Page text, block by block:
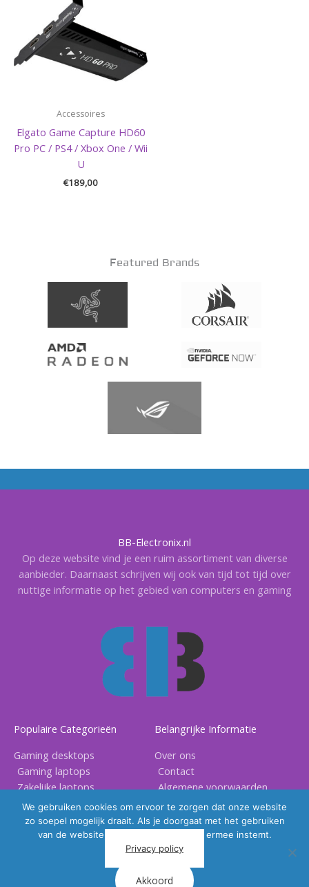
Accessoires
Elgato Game Capture HD60
Pro PC / PS4 / Xbox One / Wii
U
€189,00
Featured Brands
BB-Electronix.nl
Op deze website vind je een ruim assortiment van diverse
aanbieder. Daarnaast schrijven wij ook van tijd tot tijd over
nuttige informatie op het gebied van computers en gaming
Populaire Categorieën
Gaming desktops
Gaming laptops
Zakelijke laptops
Gaming accessoires
Belangrijke Informatie
Over ons
Contact
Algemene voorwaarden
Privacy voorwaarden
We gebruiken cookies om ervoor te zorgen dat onze website
zo soepel mogelijk draait. Als je doorgaat met het gebruiken
van de website, gaan we er vanuit dat ermee instemt.
Privacy policy
Akkoord